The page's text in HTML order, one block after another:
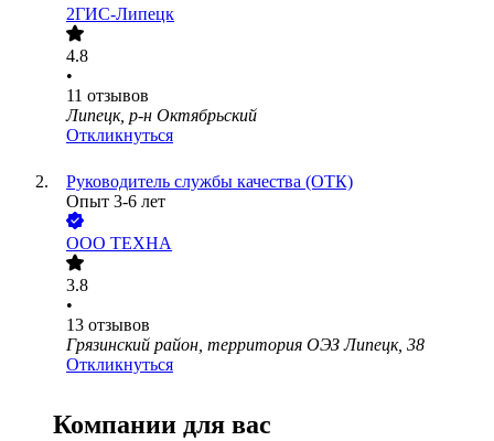
2ГИС-Липецк
4.8
•
11 отзывов
Липецк, р-н Октябрьский
Откликнуться
Руководитель службы качества (ОТК)
Опыт 3-6 лет
ООО ТЕХНА
3.8
•
13 отзывов
Грязинский район, территория ОЭЗ Липецк, 38
Откликнуться
Компании для вас